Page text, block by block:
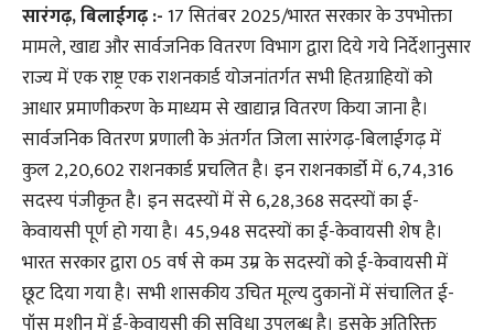
सारंगढ़, बिलाईगढ़ :-17 सितंबर 2025/भारत सरकार के उपभोक्ता
मामले, खाद्य और सार्वजनिक वितरण विभाग द्वारा दिये गये निर्देशानुसार
राज्य में एक राष्ट्र एक राशनकार्ड योजनांतर्गत सभी हितग्राहियों को
आधार प्रमाणीकरण के माध्यम से खाद्यान्न वितरण किया जाना है।
सार्वजनिक वितरण प्रणाली के अंतर्गत जिला सारंगढ़-बिलाईगढ़ में
कुल 2,20,602 राशनकार्ड प्रचलित है। इन राशनकार्डो में 6,74,316
सदस्य पंजीकृत है। इन सदस्यों में से 6,28,368 सदस्यों का ई-
केवायसी पूर्ण हो गया है। 45,948 सदस्यों का ई-केवायसी शेष है।
भारत सरकार द्वारा 05 वर्ष से कम उम्र के सदस्यों को ई-केवायसी में
छूट दिया गया है। सभी शासकीय उचित मूल्य दुकानों में संचालित ई-